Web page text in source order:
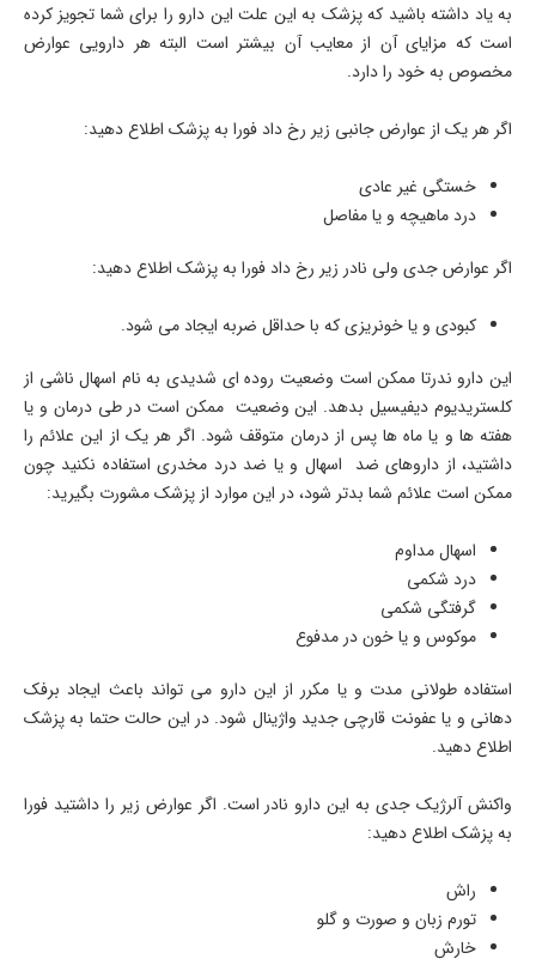
به یاد داشته باشید که پزشک به این علت این دارو را برای شما تجویز کرده
است که مزایای آن از معایب آن بیشتر است البته هر دارویی عوارض
مخصوص به خود را دارد.
اگر هر یک از عوارض جانبی زیر رخ داد فورا به پزشک اطلاع دهید:
خستگی غیر عادی
درد ماهیچه و یا مفاصل
اگر عوارض جدی ولی نادر زیر رخ داد فورا به پزشک اطلاع دهید:
کبودی و یا خونریزی که با حداقل ضربه ایجاد می شود.
این دارو ندرتا ممکن است وضعیت روده ای شدیدی به نام اسهال ناشی از
کلستریدیوم دیفیسیل بدهد. این وضعیت ممکن است در طی درمان و یا
هفته ها و یا ماه ها پس از درمان متوقف شود. اگر هر یک از این علائم را
داشتید، از داروهای ضد اسهال و یا ضد درد مخدری استفاده نکنید چون
ممکن است علائم شما بدتر شود، در این موارد از پزشک مشورت بگیرید:
اسهال مداوم
درد شکمی
گرفتگی شکمی
موکوس و یا خون در مدفوع
استفاده طولانی مدت و یا مکرر از این دارو می تواند باعث ایجاد برفک
دهانی و یا عفونت قارچی جدید واژینال شود. در این حالت حتما به پزشک
اطلاع دهید.
واکنش آلرژیک جدی به این دارو نادر است. اگر عوارض زیر را داشتید فورا
به پزشک اطلاع دهید:
راش
تورم زبان و صورت و گلو
خارش